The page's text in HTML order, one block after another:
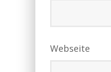
Webseite